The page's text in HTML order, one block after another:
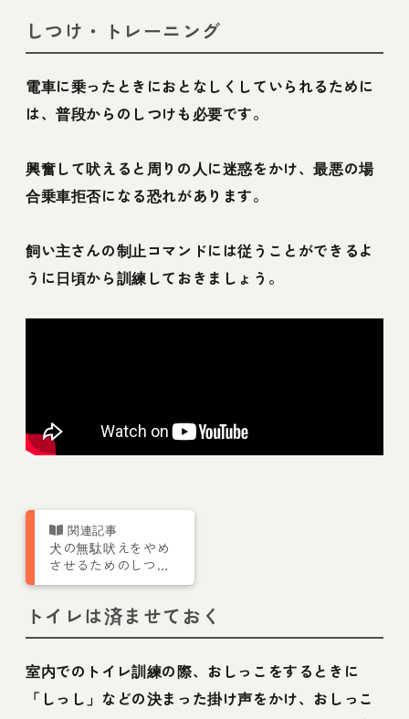
しつけ・トレーニング
電車に乗ったときにおとなしくしていられるために
は、普段からのしつけも必要です。
興奮して吠えると周りの人に迷惑をかけ、最悪の場
合乗車拒否になる恐れがあります。
飼い主さんの制止コマンドには従うことができるよ
うに日頃から訓練しておきましょう。
犬の無駄吠えをやめ
させるためのしつけ
をトレーナーが解
策を紹介
トイレは済ませておく
室内でのトイレ訓練の際、おしっこをするときに
「しっし」などの決まった掛け声をかけ、おしっこ